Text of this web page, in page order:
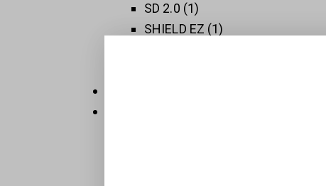
SD 2.0 1
SHIELD EZ 1